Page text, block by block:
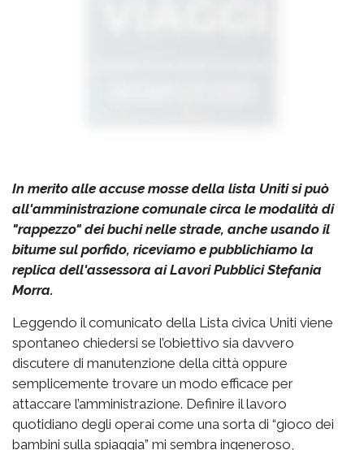
In merito alle accuse mosse della lista Uniti si può
all'amministrazione comunale circa le modalità di
"rappezzo" dei buchi nelle strade, anche usando il
bitume sul porfido, riceviamo e pubblichiamo la
replica dell'assessora ai Lavori Pubblici Stefania
Morra.
Leggendo il comunicato della Lista civica Uniti viene
spontaneo chiedersi se l’obiettivo sia davvero
discutere di manutenzione della città oppure
semplicemente trovare un modo efficace per
attaccare l’amministrazione. Definire il lavoro
quotidiano degli operai come una sorta di “gioco dei
bambini sulla spiaggia” mi sembra ingeneroso,